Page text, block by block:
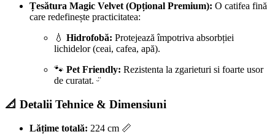
Țesătura Magic Velvet (Opțional Premium): O catifea fină
care redefinește practicitatea:
💧 Hidrofobă: Protejează împotriva absorbției
lichidelor (ceai, cafea, apă).
🐾 Pet Friendly: Rezistenta la zgarieturi si foarte usor
de curatat. ᵕ̈
📐 Detalii Tehnice & Dimensiuni
Lățime totală: 224 cm 📏